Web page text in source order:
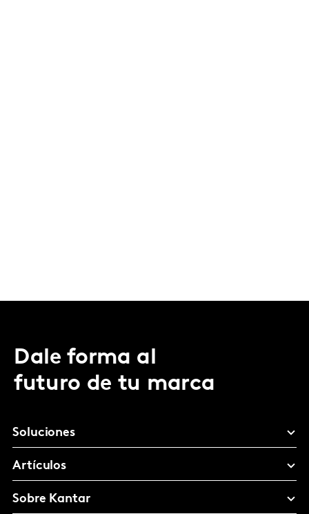
Dale forma al
futuro de tu marca
Soluciones
Artículos
Sobre Kantar